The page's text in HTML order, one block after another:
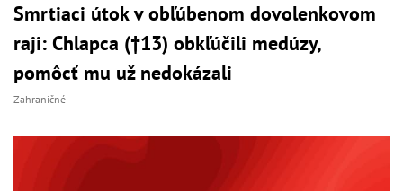
Smrtiaci útok v obľúbenom dovolenkovom
raji: Chlapca (†13) obkľúčili medúzy,
pomôcť mu už nedokázali
Zahraničné